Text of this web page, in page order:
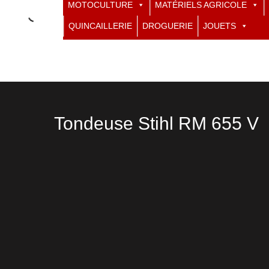
MOTOCULTURE MATÉRIELS AGRICOLE
QUINCAILLERIE DROGUERIE JOUETS
Tondeuse Stihl RM 655 V